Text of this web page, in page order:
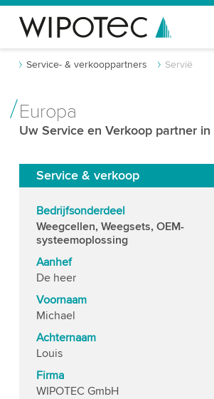
Service- & verkooppartners Servië
Europa
Uw Service en Verkoop partner in
Service & verkoop
Bedrijfsonderdeel
Weegcellen, Weegsets, OEM-
systeemoplossing
Aanhef
De heer
Voornaam
Michael
Achternaam
Louis
Firma
WIPOTEC GmbH